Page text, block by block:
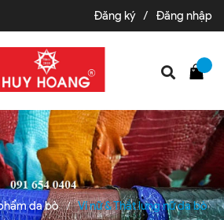
Đăng ký / Đăng nhập
da bò /
Ví nữ & Thắt lưng nữ da bò